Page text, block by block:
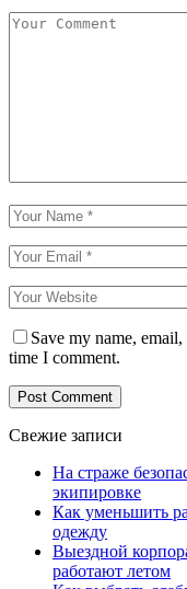
Save my name,
time I comment.
Свежие записи
На страже
экипировке
Как уменьшить
одежду
Выездной
работают летом